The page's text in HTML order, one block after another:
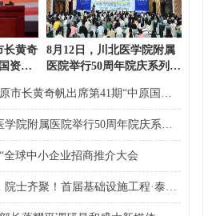
长黄奇
资讲
8月12日，川北医学院附属
医院举行50周年院庆系列活
9月7日，重庆市原市长黄奇帆出席第41期“中原国资讲堂”
8月12日，川北医学院附属医院举行50周年院庆系列活动“院士论坛”
全球中小企业招商推介大会
7月12日至14日，院士齐聚！首届基础设施工程·泰山论坛举行